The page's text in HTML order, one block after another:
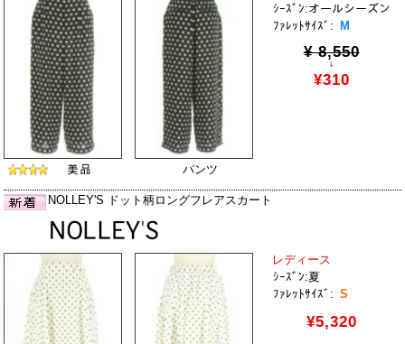
ｼｰｽﾞﾝ:オールシーズン
ﾌｧﾚｯﾄｻｲｽﾞ: M
¥ 8,550
↓
¥310
パンツ
NOLLEY'S ドット柄ロングフレアスカート
レディース
ｼｰｽﾞﾝ:夏
ﾌｧﾚｯﾄｻｲｽﾞ: S
¥5,320